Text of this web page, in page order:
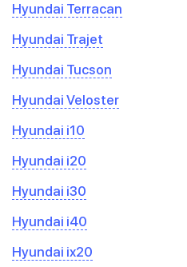
Hyundai Terracan
Hyundai Trajet
Hyundai Tucson
Hyundai Veloster
Hyundai i10
Hyundai i20
Hyundai i30
Hyundai i40
Hyundai ix20